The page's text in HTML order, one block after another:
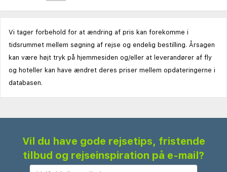
Vi tager forbehold for at ændring af pris kan forekomme i
tidsrummet mellem søgning af rejse og endelig bestilling. Årsagen
kan være højt tryk på hjemmesiden og/eller at leverandører af fly
og hoteller kan have ændret deres priser mellem opdateringerne i
databasen.
Vil du have gode rejsetips, fristende
tilbud og rejseinspiration på e-mail?